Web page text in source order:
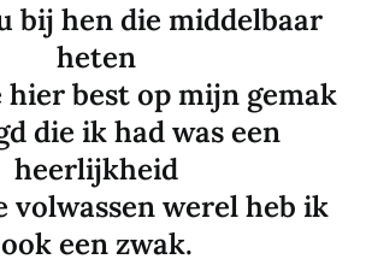
bij hen die middelbaar
heten
hier best op mijn gemak
die ik had was een
heerlijkheid
volwassen werel heb ik
ook een zwak.